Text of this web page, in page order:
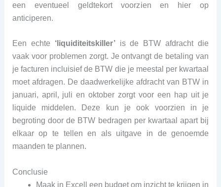
een eventueel geldtekort voorzien en hier op
anticiperen.
Een echte ‘liquiditeitskiller’is de BTW afdracht die
vaak voor problemen zorgt. Je ontvangt de betaling van
je facturen incluisief de BTW die je meestal per kwartaal
moet afdragen. De daadwerkelijke afdracht van BTW in
januari, april, juli en oktober zorgt voor een hap uit je
liquide middelen. Deze kun je ook voorzien in je
begroting door de BTW bedragen per kwartaal apart bij
elkaar op te tellen en als uitgave in de genoemde
maanden te plannen.
Conclusie
Maak in Excell een budget om inzicht te krijgen in